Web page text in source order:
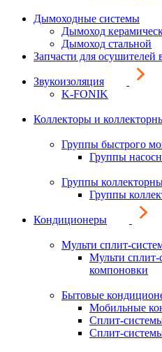
Дымоходные системы
Дымоход
Дымоход стальной
Запчасти для осушителей
Звукоизоляция
K-FONIK
Коллекторы и
Группы быстрого
Группы
Группы
Группы
Кондиционеры
Мульти сплит-
Мульти сплит-
компоновки
Бытовые
Мобильные
Сплит-
Сплит-